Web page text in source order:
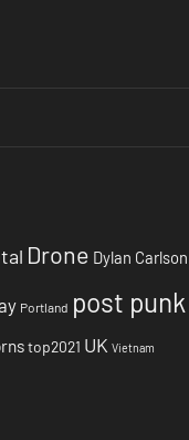
Drone Dylan Carlson
Portland post punk
top2021 UK Vietnam